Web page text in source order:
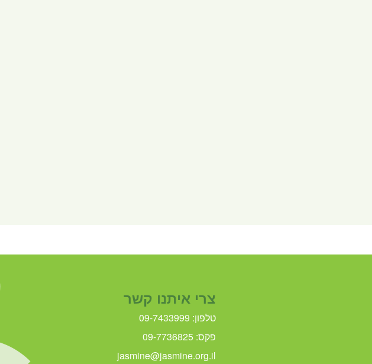
צרי איתנו קשר
טלפון: 09-7433999
פקס: 09-7736825
jasmine@jasmine.org.il